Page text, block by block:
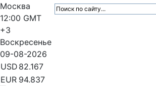
Москва
12:00 GMT
+3
Воскресенье
09-08-2026
USD 82.167
EUR 94.837